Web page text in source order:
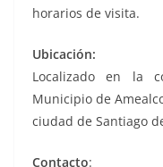
horarios de visita.
Ubicación:
Localizado en la
Municipio de
ciudad de Santiago
Contacto: